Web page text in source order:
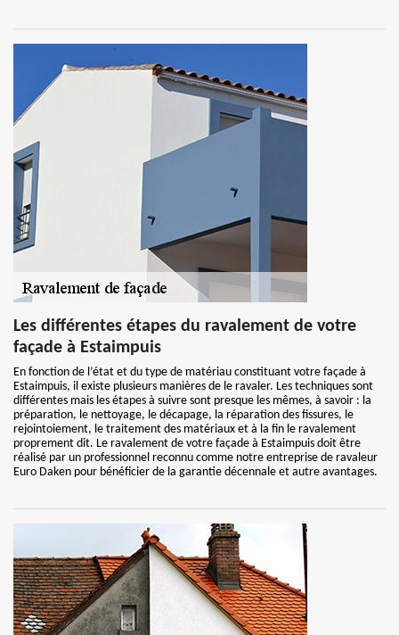
Les différentes étapes du ravalement de votre
façade à Estaimpuis
En fonction de l’état et du type de matériau constituant votre façade à
Estaimpuis, il existe plusieurs manières de le ravaler. Les techniques sont
différentes mais les étapes à suivre sont presque les mêmes, à savoir : la
préparation, le nettoyage, le décapage, la réparation des fissures, le
rejointoiement, le traitement des matériaux et à la fin le ravalement
proprement dit. Le ravalement de votre façade à Estaimpuis doit être
réalisé par un professionnel reconnu comme notre entreprise de ravaleur
Euro Daken pour bénéficier de la garantie décennale et autre avantages.